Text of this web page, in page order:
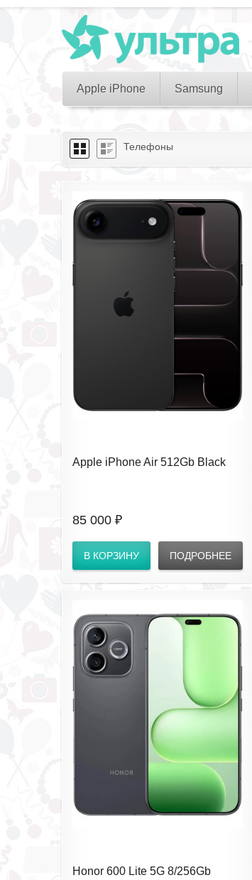
Apple iPhone Samsung
Телефоны
Apple iPhone Air 512Gb Black
85 000 ₽
В КОРЗИНУ ПОДРОБНЕЕ
Honor 600 Lite 5G 8/256Gb